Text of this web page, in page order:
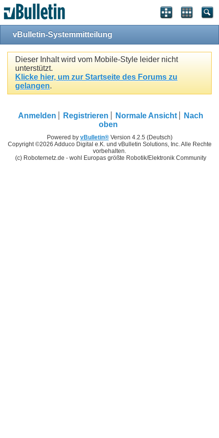
vBulletin-Systemmitteilung
Dieser Inhalt wird vom Mobile-Style leider nicht
unterstützt.
Klicke hier, um zur Startseite des Forums zu
gelangen.
Anmelden Registrieren Normale Ansicht
Nach
oben
Powered by vBulletin®Version 4.2.5 (Deutsch)
Copyright ©2026 Adduco Digital e.K. und vBulletin Solutions, Inc. Alle Rechte
vorbehalten.
(c) Roboternetz.de - wohl Europas größte Robotik/Elektronik Community